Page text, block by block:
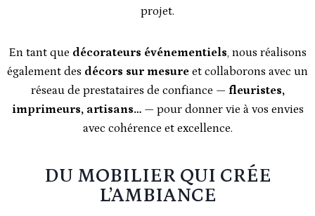
projet.
En tant que décorateurs événementiels, nous réalisons
également des décors sur mesure et collaborons avec un
réseau de prestataires de confiance — fleuristes,
imprimeurs, artisans…— pour donner vie à vos envies
avec cohérence et excellence.
DU MOBILIER QUI CRÉE
L’AMBIANCE